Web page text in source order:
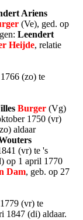
Ariens
(Ve), ged. op
Leendert
Heijde, relatie
(zo) te
Burger (Vg)
1750 (vr)
aldaar
(vr) te 's
op 1 april 1770
Dam, geb. op 27
(vr) te
1847 (di) aldaar.